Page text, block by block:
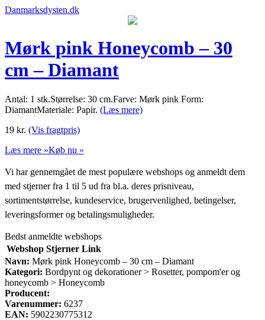
Danmarksdysten.dk
Mørk pink Honeycomb – 30
cm – Diamant
Antal: 1 stk.Størrelse: 30 cm.Farve: Mørk pink Form:
DiamantMateriale: Papir. (Læs mere)
19 kr. (Vis fragtpris)
Læs mere »Køb nu »
Vi har gennemgået de mest populære webshops og anmeldt dem
med stjerner fra 1 til 5 ud fra bl.a. deres prisniveau,
sortimentstørrelse, kundeservice, brugervenlighed, betingelser,
leveringsformer og betalingsmuligheder.
Bedst anmeldte webshops
Webshop Stjerner Link
Navn: Mørk pink Honeycomb – 30 cm – Diamant
Kategori: Bordpynt og dekorationer > Rosetter, pompom'er og
honeycomb > Honeycomb
Producent:
Varenummer: 6237
EAN: 5902230775312